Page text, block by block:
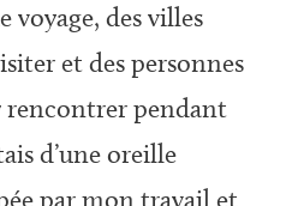
voyage, des villes
et des personnes
rencontrer pendant
d’une oreille
par mon travail et